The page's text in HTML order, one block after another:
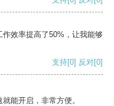
效率提高了50%，让我能够
支持[0] 反对[0]
能开启，非常方便。